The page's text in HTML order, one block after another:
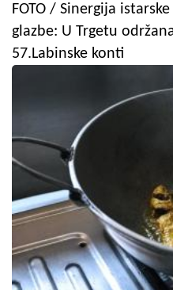
FOTO / Sinergija
glazbe: U Trgetu
57.Labinske konti